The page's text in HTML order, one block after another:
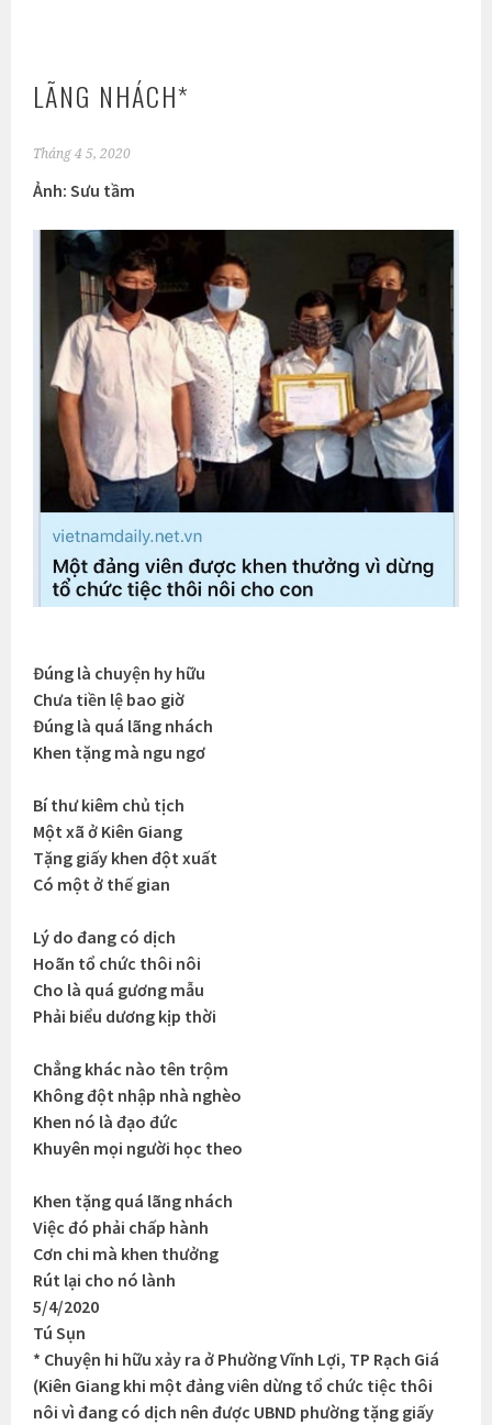
LÃNG NHÁCH*
Tháng 4 5, 2020
Ảnh: Sưu tầm
Đúng là chuyện hy hữu
Chưa tiền lệ bao giờ
Đúng là quá lãng nhách
Khen tặng mà ngu ngơ
Bí thư kiêm chủ tịch
Một xã ở Kiên Giang
Tặng giấy khen đột xuất
Có một ở thế gian
Lý do đang có dịch
Hoãn tổ chức thôi nôi
Cho là quá gương mẫu
Phải biểu dương kịp thời
Chẳng khác nào tên trộm
Không đột nhập nhà nghèo
Khen nó là đạo đức
Khuyên mọi người học theo
Khen tặng quá lãng nhách
Việc đó phải chấp hành
Cơn chi mà khen thưởng
Rút lại cho nó lành
5/4/2020
Tú Sụn
* Chuyện hi hữu xảy ra ở Phường Vĩnh Lợi, TP Rạch Giá
(Kiên Giang khi một đảng viên dừng tổ chức tiệc thôi
nôi vì đang có dịch nên được UBND phường tặng giấy